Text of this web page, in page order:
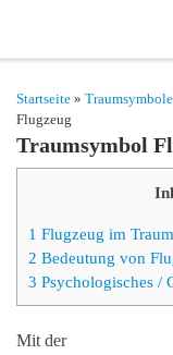
Startseite » Traumsymbole
Flugzeug
Traumsymbol
1 Flugzeug im
2 Bedeutung von
3 Psychologisches /
Mit der